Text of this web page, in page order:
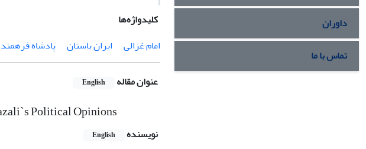
کلیدواژه‌ها
امام غزالی
ایران باستان پادشاه فرهمند
عنوان مقاله English
Political Opinions
نویسنده English
داوران
تماس با ما